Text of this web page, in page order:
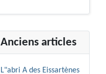
Anciens articles
L"abri A des Eissartènes